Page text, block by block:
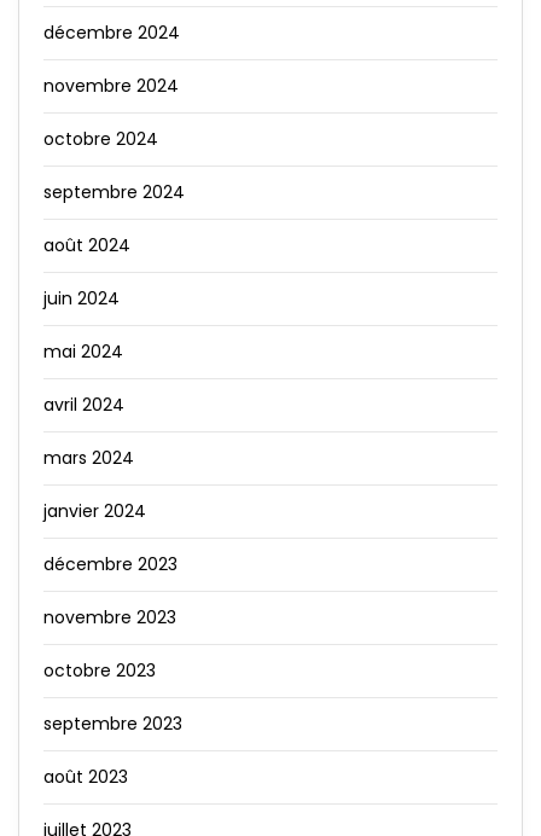
décembre 2024
novembre 2024
octobre 2024
septembre 2024
août 2024
juin 2024
mai 2024
avril 2024
mars 2024
janvier 2024
décembre 2023
novembre 2023
octobre 2023
septembre 2023
août 2023
juillet 2023